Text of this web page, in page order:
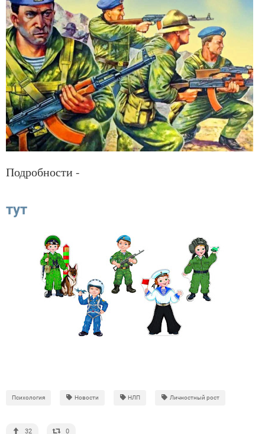
Подробности -
тут
Психология Новости НЛП Личностный рост
32 0